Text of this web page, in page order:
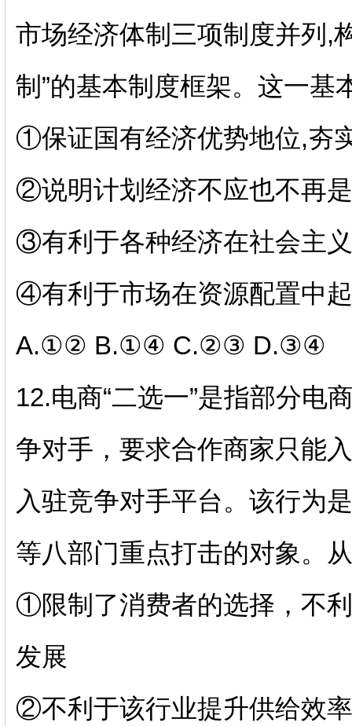
市场经济体制三项制度并列 ,
制”的基本制度框架。这一基
①保证国有经济优势地位,夯
②说明计划经济不应也不再
③有利于各种经济在社会主
④有利于市场在资源配置中
A.①② B.①④ C.②③ D.③④
12.电商“二选一”是指部分电
争对手，要求合作商家只能
入驻竞争对手平台。该行为
等八部门重点打击的对象。
①限制了消费者的选择，不
发展
②不利于该行业提升供给效